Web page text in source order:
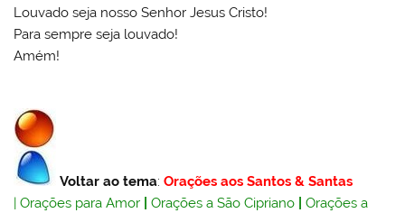
Louvado seja nosso Senhor Jesus Cristo!
Para sempre seja louvado!
Amém!
Voltar ao tema:Orações aos Santos & Santas
|Orações para Amor Orações a São Cipriano |Orações a